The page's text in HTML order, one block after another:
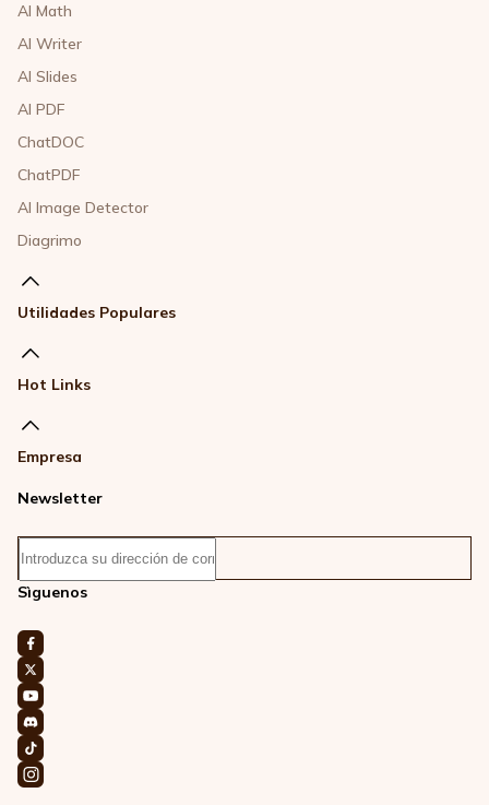
AI Math
AI Writer
AI Slides
AI PDF
ChatDOC
ChatPDF
AI Image Detector
Diagrimo
Utilidades Populares
Hot Links
Empresa
Newsletter
Sìguenos